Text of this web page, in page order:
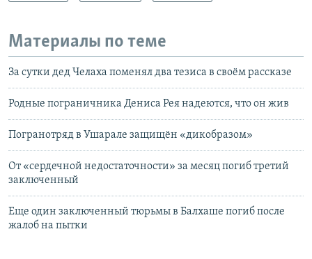
Материалы по теме
За сутки дед Челаха поменял два тезиса в своём рассказе
Родные пограничника Дениса Рея надеются, что он жив
Погранотряд в Ушарале защищён «дикобразом»
От «сердечной недостаточности» за месяц погиб третий
заключенный
Еще один заключенный тюрьмы в Балхаше погиб после
жалоб на пытки